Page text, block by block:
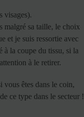
visages).
malgré sa taille, le choix
et je suis ressortie avec
à la coupe du tissu, si la
à le retirer.
vous êtes dans le coin,
ce type dans le secteur !